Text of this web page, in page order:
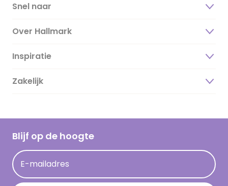
Snel naar
Over Hallmark
Over ons
Duurzaamheid
Hallmark Kaartclub
Acties
Persberichten
Inspiratie
Magazine
Cadeau inspiratie
Kaartinspiratie
Zakelijk
Blijf op de hoogte
E-mailadres